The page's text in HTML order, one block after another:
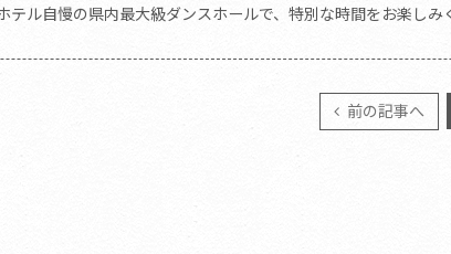
テル自慢の県内最大級ダンスホールで、特別な時間をお楽しみ
前の記事へ